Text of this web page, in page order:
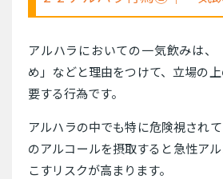
アルハラにおいての一気飲みは、
め」などと理由をつけて、立場の
要する行為です。
アルハラの中でも特に危険視され
のアルコールを摂取すると急性ア
こすリスクが高まります。